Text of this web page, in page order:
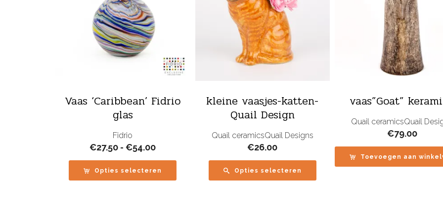
Vaas ‘Caribbean’ Fidrio
glas
Fidrio
€27.50 - €54.00Prijsklasse:
tot
€54.00
Opties selecteren
kleine vaasjes-katten-
Quail Design
Quail ceramicsQuail Designs
€26.00
Opties selecteren
vaas”Goat”
Quail ceramicsQuail
€79.00
Toevoegen aan